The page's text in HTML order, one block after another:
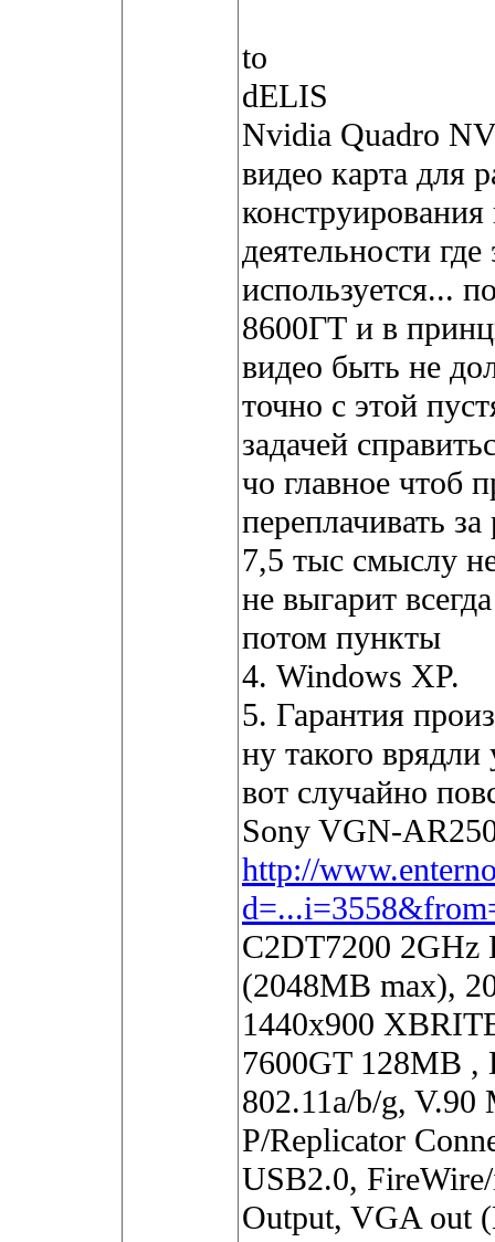
to
dELIS
Nvidia Quadro
видео карта для
деятельности
используется...
8600ГТ и в
видео быть не
точно с этой
задачей
чо главное чтоб
переплачивать
7,5 тыс смыслу
не выгарит
потом пункты
4. Windows XP.
5. Гарантия
ну такого врядли
вот случайно
Sony VGN-
http://
C2DT7200 2GHz
(2048MB max),
1440x900
7600GT 128MB
802.11a/b/g,
P/Replicator
USB2.0,
Output, VGA out